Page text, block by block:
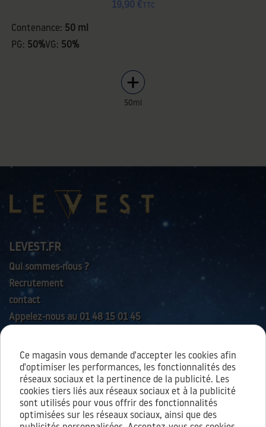
19,90 € TTC
Contenance: 50 ml
PG: 50%VG: 50%
50ml
LEVEST.FR
Qui sommes-nous ?
Recrutement
contact
Appelez-nous au 01 48 15 01 45
AIDES & SERVICES
À PROPOS
Ce magasin vous demande d'accepter les cookies afin
d'optimiser les performances, les fonctionnalités des
réseaux sociaux et la pertinence de la publicité. Les
cookies tiers liés aux réseaux sociaux et à la publicité
sont utilisés pour vous offrir des fonctionnalités
optimisées sur les réseaux sociaux, ainsi que des